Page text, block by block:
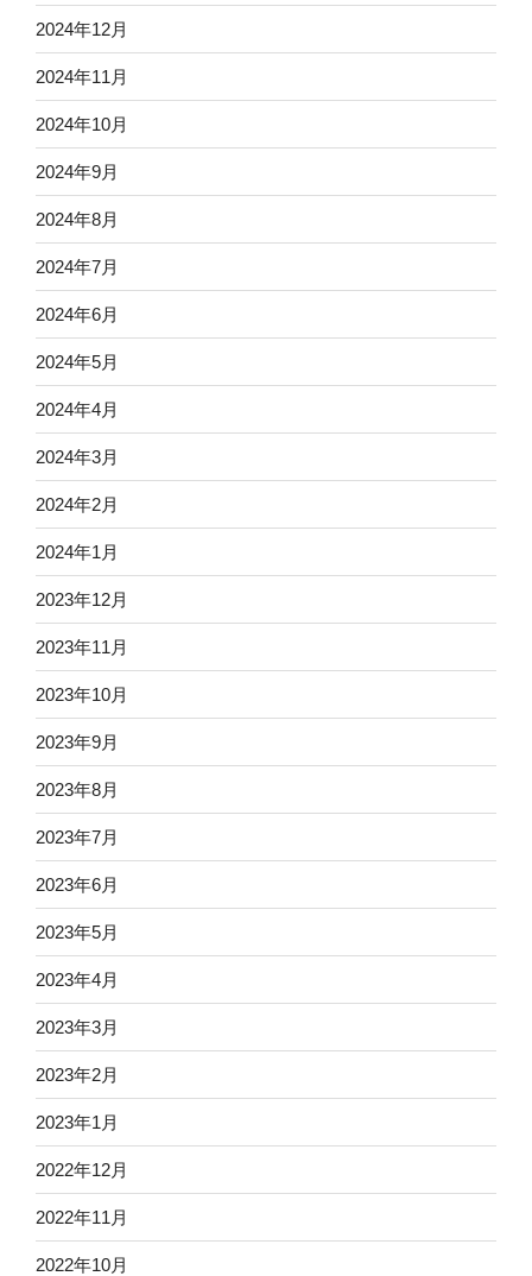
2024年12月
2024年11月
2024年10月
2024年9月
2024年8月
2024年7月
2024年6月
2024年5月
2024年4月
2024年3月
2024年2月
2024年1月
2023年12月
2023年11月
2023年10月
2023年9月
2023年8月
2023年7月
2023年6月
2023年5月
2023年4月
2023年3月
2023年2月
2023年1月
2022年12月
2022年11月
2022年10月